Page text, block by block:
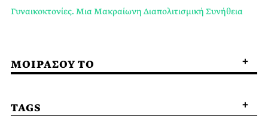
Γυναικοκτονίες. Μια Μακραίωνη Διαπολιτισμική Συνήθεια
ΜΟΙΡΑΣΟΥ ΤΟ
TAGS